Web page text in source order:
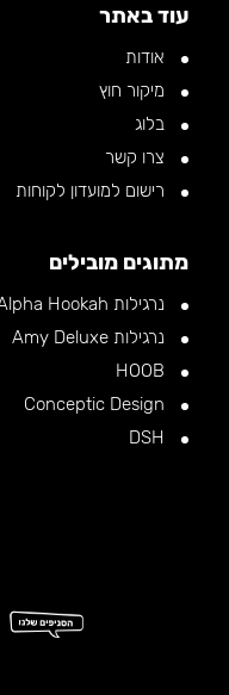
עוד באתר
אודות
מיקור חוץ
בלוג
צרו קשר
רישום למועדון לקוחות
מתוגים מובילים
נרגילות Alpha Hookah
נרגילות Amy Deluxe